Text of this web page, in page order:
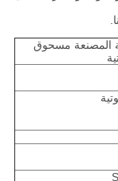
المصنعة مسحوق